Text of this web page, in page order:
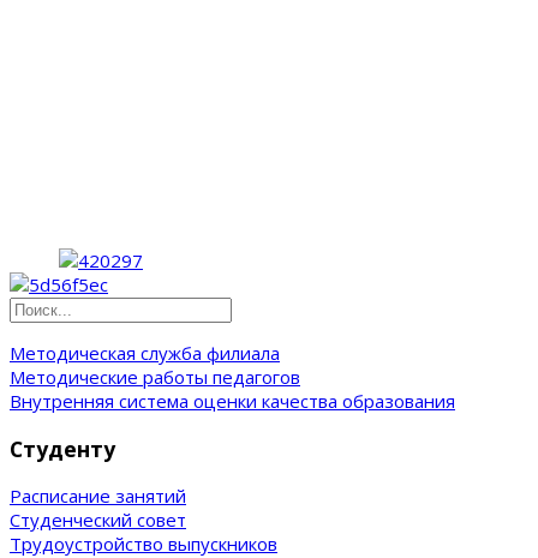
Методическая служба филиала
Методические работы педагогов
Внутренняя система оценки качества образования
Студенту
Расписание занятий
Студенческий совет
Трудоустройство выпускников